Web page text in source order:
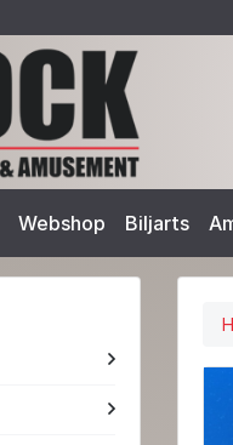
Webshop Biljarts